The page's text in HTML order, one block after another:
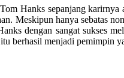
Hanks sepanjang
Meskipun hanya sebatas
dengan sangat sukses
berhasil menjadi pemimpin